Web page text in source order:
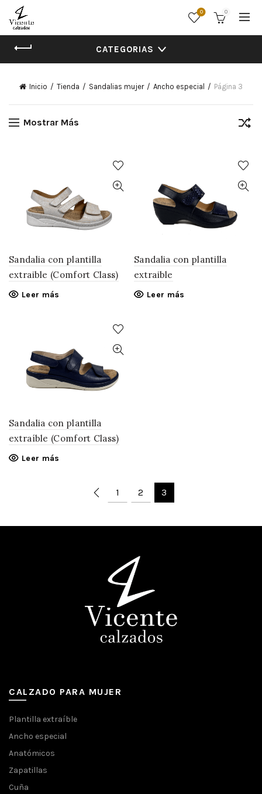
0 0
CATEGORIAS
Inicio Tienda Sandalias mujer Ancho especial Página 3
Mostrar Más
Sandalia con plantilla
extraible (Comfort Class)
Leer más
Sandalia con plantilla
extraible
Leer más
Sandalia con plantilla
extraíble (Comfort Class)
Leer más
1 2 3
CALZADO PARA MUJER
Plantilla extraíble
Ancho especial
Anatómicos
Zapatillas
Cuña